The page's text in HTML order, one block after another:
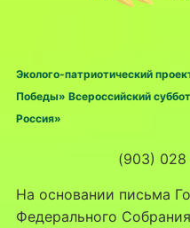
Эколого-патриотический
Победы» Всероссийский
Россия»
(903)
На основании письма
Федерального